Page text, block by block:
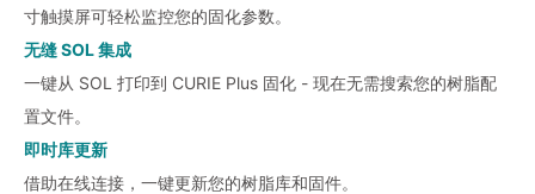
寸触摸屏可轻松监控您的固化参数。
无缝 SOL 集成
一键从 SOL 打印到 CURIE Plus 固化 - 现在无需搜索您的树脂配
置文件。
即时库更新
借助在线连接，一键更新您的树脂库和固件。